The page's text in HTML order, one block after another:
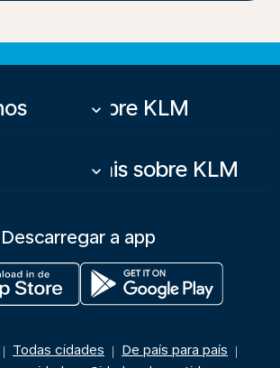
Sobre KLM
keyboard_arrow_down
Mais sobre KLM
keyboard_arrow_down
Descarregar a app
| Todas cidades | De país para país |